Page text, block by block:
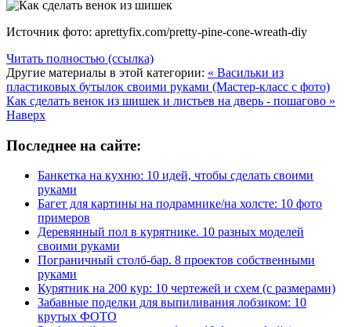
Источник фото: aprettyfix.com/pretty-pine-cone-wreath-diy
Читать полностью (ссылка)
Другие материалы в этой категории: « Васильки из
пластиковых бутылок своими руками (Мастер-класс с фото)
Как сделать венок из шишек и листьев на дверь - пошагово »
Наверх
Последнее на сайте:
Банкетка на кухню: 10 идей, чтобы сделать своими
руками
Багет для картины на подрамнике/на холсте: 10 фото
примеров
Деревянный пол в курятнике. 10 разных моделей
своими руками
Пограничный столб-бар. 8 проектов собственными
руками
Курятник на 200 кур: 10 чертежей и схем (с размерами)
Забавные поделки для выпиливания лобзиком: 10
крутых ФОТО